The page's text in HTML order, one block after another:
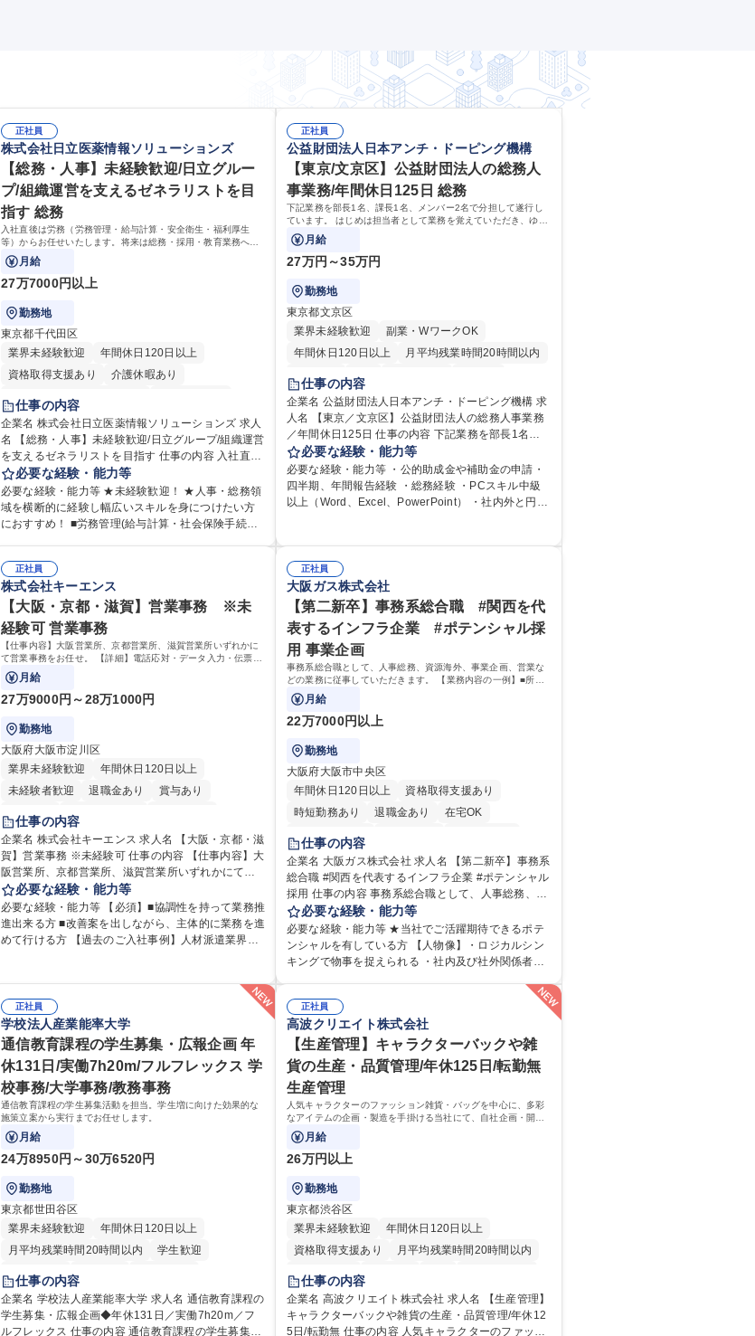
正社員
株式会社日立医薬情報ソリューションズ
【総務・人事】未経験歓迎/日立グルー
プ/組織運営を支えるゼネラリストを目
指す 総務
入社直後は労務（労務管理・給与計算・安全衛生・福利厚生
等）からお任せいたします。将来は総務・採用・教育業務へ守
備範囲を広げ、組織運営を支えるゼネラリストをめざせます。
月給
27万7000円以上
勤務地
東京都千代田区
業界未経験歓迎
年間休日120日以上
資格取得支援あり
介護休暇あり
月平均残業時間20時間以内
住宅手当あり
時短勤務あり
退職金あり
在宅OK
賞与あり 育休あり
完全週休2日制
交通費支給
土日祝休み 寮・社宅あり
仕事の内容
企業名 株式会社日立医薬情報ソリューションズ 求人
名 【総務・人事】未経験歓迎/日立グループ/組織運営
を支えるゼネラリストを目指す 仕事の内容 入社直後
は労務（労務管理・給与計算・安全衛生・福利厚生
等）からお任せいたします。将来は総務・採用・教
育業務へ守備範囲を広げ、組織運営を支えるゼネラ
リストをめざせます。 ・初期業務：労働時間管理、
て、休職者管理など、幅広く経験を積んでいただき
ます。 ・将来的な広がり：総務・採用・教育・税務
対応・経営企画等。 ★メンバーがマンツーマンで丁
寧に教えるため、ご経験が浅くても安心！幅広く経
験を積みたい意欲がある方に最適な環境です。 募集
職種 【総務・人事】未経験歓迎/日立グループ/組織運
必要な経験・能力等
必要な経験・能力等 ★未経験歓迎！ ★人事・総務領
域を横断的に経験し幅広いスキルを身につけたい方
におすすめ！ ■労務管理(給与計算・社会保険手続
ームで仕事を推進できる方■将来はマネジメント職と
して活躍したい 【尚可】■人事、労務、採用、教育業
務のご経験 ■労務管理（給与計算・社会保険手続き・
勤怠管理など）の経験 ■衛生管理者の資格をお持ちの
方 学歴・資格 学歴：大学院 大学 高専 短大 専修学校
高校 語学力： 資格：
正社員
公益財団法人日本アンチ・ドーピング機構
【東京/文京区】公益財団法人の総務人
事業務/年間休日125日 総務
下記業務を部長1名、課長1名、メンバー2名で分担して遂行し
ています。 はじめは担当者として業務を覚えていただき、ゆく
ゆくはリーダーやマネージャーポジションとして活躍いただく
ことを期待しています。
月給
27万円～35万円
勤務地
東京都文京区
業界未経験歓迎
副業・WワークOK
年間休日120日以上
月平均残業時間20時間以内
転勤なし
英語
賞与あり
育休あり
完全週休2日制
交通費支給
土日祝休み 食事補助あり
仕事の内容
企業名 公益財団法人日本アンチ・ドーピング機構 求
人名 【東京／文京区】公益財団法人の総務人事業務
／年間休日125日 仕事の内容 下記業務を部長1名、
課長1名、メンバー2名で分担して遂行しています。
はじめは担当者として業務を覚えていただき、ゆく
ゆくはリーダーやマネージャーポジションとして活
躍いただくことを期待しています。 【総務・人事グ
出 ・法定の会議運営（評議員会、理事会） ・コンプ
ライアンス ・内部規程やルールの管理、整備、文書
管理 ・契約関連 ・衛生管理 ・防災関連・公的助成金
の管理・オフィス、ファシリティ管理 ・福利厚生関
連 ・職員からの問合せ、相談対応 ・その他日常の総
務業務全般 募集職種 【東京／文京区】公益財団法人
の総務人事業務／年間休日125日
必要な経験・能力等
必要な経験・能力等 ・公的助成金や補助金の申請・
四半期、年間報告経験 ・総務経験 ・PCスキル中級
以上（Word、Excel、PowerPoint） ・社内外と円滑
専修学校 高校 語学力： 資格：
正社員
株式会社キーエンス
【大阪・京都・滋賀】営業事務 ※未
経験可 営業事務
【仕事内容】大阪営業所、京都営業所、滋賀営業所いずれかに
て営業事務をお任せ。 【詳細】電話応対・データ入力・伝票や
見積の作成・カタログ送付・来客対応・営業所内で発生する事
務業務や業務改善をお任せ。
月給
27万9000円～28万1000円
勤務地
大阪府大阪市淀川区
業界未経験歓迎
年間休日120日以上
未経験者歓迎
退職金あり
賞与あり
育休あり
完全週休2日制
駅近5分以内
土日祝休み
仕事の内容
企業名 株式会社キーエンス 求人名 【大阪・京都・滋
賀】営業事務 ※未経験可 仕事の内容 【仕事内容】大
阪営業所、京都営業所、滋賀営業所いずれかにて営
業事務をお任せ。 【詳細】電話応対・データ入力・
伝票や見積の作成・カタログ送付・来客対応・営業
所内で発生する事務業務や業務改善をお任せ。 【教
育制度】ご入社後、育成担当とペアになりながらOJT
仕事に慣れることができる環境です。また、「チー
ムで成果を出す文化」があり、良いやり方を積極的
に共有しながら常に改善を目指す風土のため、安心
して業務に取り組んでいただけます。 募集職種 【大
阪・京都・滋賀】営業事務 ※未経験可
必要な経験・能力等
必要な経験・能力等 【必須】■協調性を持って業務推
進出来る方 ■改善案を出しながら、主体的に業務を進
めて行ける方 【過去のご入社事例】人材派遣業界や
なく主体性を発揮したサポートにより、キーエンス
の付加価値向上に貢献します。ベースの定型業務に
加えて、お客様や社員の状況に合わせ、能動的なサ
ポート、改善の動きも期待され。組織を支えるスペ
シャリストとして、チームに貢献し、結果的に社員
から頼られる存在になることができます。平均19:30
の退勤以降の業務の持ち帰りも禁止されており、メ
リハリのある働き方となります。 学歴・資格 学歴：
大学院 大学 高専 短大 語学力： 資格：
正社員
大阪ガス株式会社
【第二新卒】事務系総合職 #関西を代
表するインフラ企業 #ポテンシャル採
用 事業企画
事務系総合職として、人事総務、資源海外、事業企画、営業な
どの業務に従事していただきます。 【業務内容の一例】■所属
事業部の勤労業務 ■海外に関係する各種業務 ■営業部門の企画
スタッフ、ルート営業
月給
22万7000円以上
勤務地
大阪府大阪市中央区
年間休日120日以上
資格取得支援あり
時短勤務あり
退職金あり
在宅OK
完全週休2日制
土日祝休み
服装自由
第二新卒歓迎
寮・社宅あり
食事補助あり
仕事の内容
企業名 大阪ガス株式会社 求人名 【第二新卒】事務系
総合職 #関西を代表するインフラ企業 #ポテンシャル
採用 仕事の内容 事務系総合職として、人事総務、資
源海外、事業企画、営業などの業務に従事していた
だきます。 【業務内容の一例】■所属事業部の勤労業
務 ■海外に関係する各種業務 ■営業部門の企画スタッ
フ、ルート営業 【キャリアパス】入社後の配属ポジ
将来のキャリアを鑑みてジョブローテーションを行
います。 【育成】OJTでの現場育成や研修カリキュ
ラムを通じて、Daigasグループの業務で必要となる
知識について学んでいただきます。 募集職種 【第二
新卒】事務系総合職 #関西を代表するインフラ企業 #
ポテンシャル採用
必要な経験・能力等
必要な経験・能力等 ★当社でご活躍期待できるポテ
ンシャルを有している方 【人物像】・ロジカルシン
キングで物事を捉えられる ・社内及び社外関係者と
026年度までの3ヵ年を対象とする「Daigasグループ
中期経営計画2026」を策定しました。https://www.o
sakagas.co.jp/company/press/pr2024/1777576_56
472.html ■エネルギーセキュリティの不安定化や気候
変動による自然災害の甚大化など、これまで以上に
社会課題解決の重要性が高まっています。「未来の
日常」の創造に向けて持続可能な社会の実現に貢献
してまいります。 学歴・資格 学歴：大学院 大学 語
学力： 資格：
正社員
学校法人産業能率大学
通信教育課程の学生募集・広報企画 年
休131日/実働7h20m/フルフレックス 学
校事務/大学事務/教務事務
通信教育課程の学生募集活動を担当。学生増に向けた効果的な
施策立案から実行までお任せします。
月給
24万8950円～30万6520円
勤務地
東京都世田谷区
業界未経験歓迎
年間休日120日以上
月平均残業時間20時間以内
学生歓迎
退職金あり
土日祝休み
仕事の内容
企業名 学校法人産業能率大学 求人名 通信教育課程の
学生募集・広報企画◆年休131日／実働7h20m／フ
ルフレックス 仕事の内容 通信教育課程の学生募集活
正社員
高波クリエイト株式会社
【生産管理】キャラクターバックや雑
貨の生産・品質管理/年休125日/転勤無
生産管理
人気キャラクターのファッション雑貨・バッグを中心に、多彩
なアイテムの企画・製造を手掛ける当社にて、自社企画・開発
商品の生産管理・品質管理を担当。『かわいい』を届けるやり
がいのあるポジションです。
月給
26万円以上
勤務地
東京都渋谷区
業界未経験歓迎
年間休日120日以上
資格取得支援あり
月平均残業時間20時間以内
平日のみOK
研修あり
退職金あり 在宅OK
賞与あり
完全週休2日制
交通費支給
駅近5分以内
仕事の内容
企業名 高波クリエイト株式会社 求人名 【生産管理】
キャラクターバックや雑貨の生産・品質管理/年休12
5日/転勤無 仕事の内容 人気キャラクターのファッシ